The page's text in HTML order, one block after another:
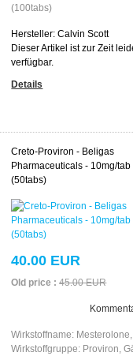
(100tabs)
Hersteller:Calvin Scott
Dieser Artikel ist zur Zeit
verfügbar.
Details
Creto-Proviron - Beligas
Pharmaceuticals - 10mg/tab
(50tabs)
40.00 EUR
Old price : 45.00 EUR
Wirkstoffname: Mesterolone,
Wirkstoffgruppe: Proviron,